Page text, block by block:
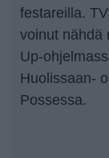
festareilla.
voinut nähdä
Up-
Huolissaan-
Possessa.